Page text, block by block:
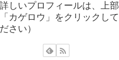
詳しいプロフィールは、上部
カゲロウ」をクリックして
さい）